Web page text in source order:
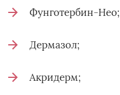
Фунготербин-Нео;
Дермазол;
Акридерм;